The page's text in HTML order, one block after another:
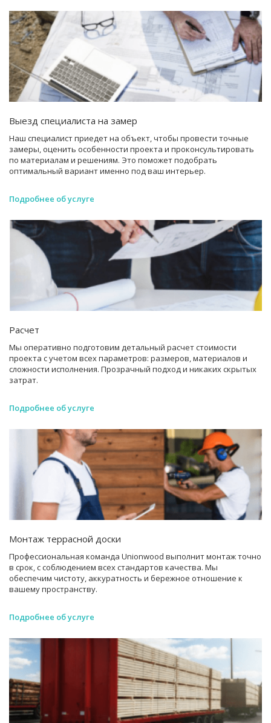
Выезд специалиста на замер
Наш специалист приедет на объект, чтобы провести точные
замеры, оценить особенности проекта и проконсультировать
по материалам и решениям. Это поможет подобрать
оптимальный вариант именно под ваш интерьер.
Подробнее об услуге
Расчет
Мы оперативно подготовим детальный расчет стоимости
проекта с учетом всех параметров: размеров, материалов и
сложности исполнения. Прозрачный подход и никаких скрытых
затрат.
Подробнее об услуге
Монтаж террасной доски
Профессиональная команда Unionwood выполнит монтаж точно
в срок, с соблюдением всех стандартов качества. Мы
обеспечим чистоту, аккуратность и бережное отношение к
вашему пространству.
Подробнее об услуге